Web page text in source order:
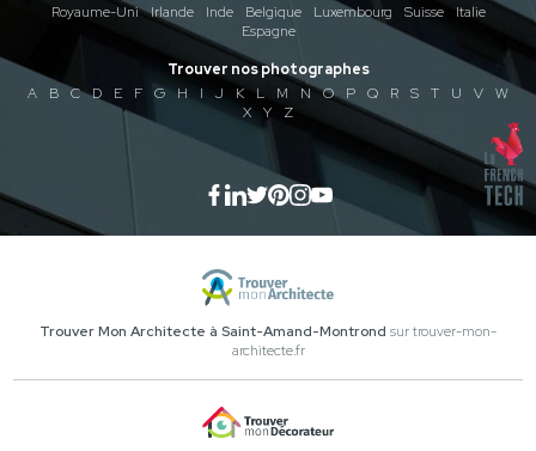
Royaume-Uni
Irlande Inde Belgique Luxembourg Suisse
Italie
Espagne
Trouver nos photographes
A
B C D E F G H I J K L M N O P Q R S T U V
W
X
Y Z
Trouver Mon Architecte à Saint-Amand-Montrond sur trouver-mon-
architecte.fr